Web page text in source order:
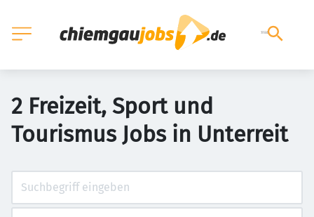
2 Freizeit, Sport und
Tourismus Jobs in Unterreit